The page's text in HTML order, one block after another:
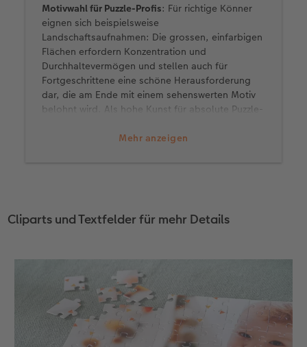
Mehr anzeigen
Motivwahl für Puzzle-Profis: Für richtige Könner
eignen sich beispielsweise
Landschaftsaufnahmen: Die grossen, einfarbigen
Flächen erfordern Konzentration und
Durchhaltevermögen und stellen auch für
Fortgeschrittene eine schöne Herausforderung
dar, die am Ende mit einem sehenswerten Motiv
belohnt wird. Als hohe Kunst für absolute Puzzle-
Bilder und grossflächige Muster. Zusatztipp: Um
Beschenkten im Unklaren darüber, was beim
Cliparts und Textfelder für mehr Details